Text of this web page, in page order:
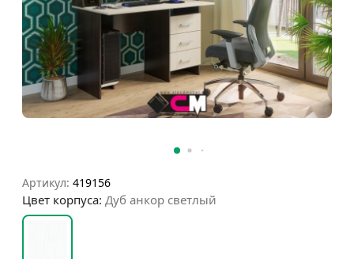
Артикул: 419156
Цвет корпуса: Дуб анкор светлый